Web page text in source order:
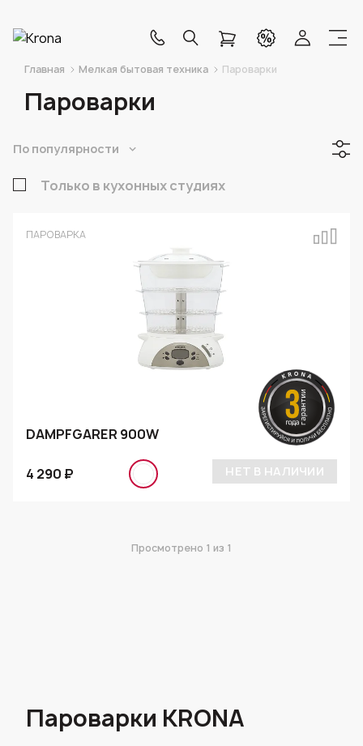
Главная Мелкая бытовая техника Пароварки
Пароварки
По популярности
Только в кухонных студиях
ПАРОВАРКА
DAMPFGARER 900W
4 290 ₽ НЕТ В НАЛИЧИИ
Просмотрено 1 из 1
Пароварки KRONA